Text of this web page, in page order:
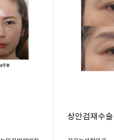
상안검재수